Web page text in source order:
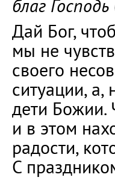
благ Господь
Дай Бог,
мы не
своего
ситуации,
дети Божии.
и в этом
радости,
С